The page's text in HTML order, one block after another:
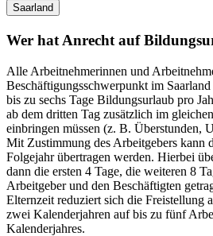
Saarland
Wer hat Anrecht auf
Alle Arbeitnehmerinnen und
Beschäftigungsschwerpunkt im
bis zu sechs Tage Bildungsurlaub pro
ab dem dritten Tag zusätzlich im
einbringen müssen (z. B. Überstunden,
Mit Zustimmung des Arbeitgebers kann
Folgejahr übertragen werden. Hierbei
dann die ersten 4 Tage, die weiteren 8
Arbeitgeber und den Beschäftigten
Elternzeit reduziert sich die Freistellung
zwei Kalenderjahren auf bis zu fünf
Kalenderjahres.